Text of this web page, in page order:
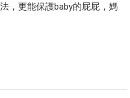
，更能保護baby的屁屁，媽